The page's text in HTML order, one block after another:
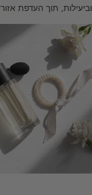
וביעילות, תוך העדפת